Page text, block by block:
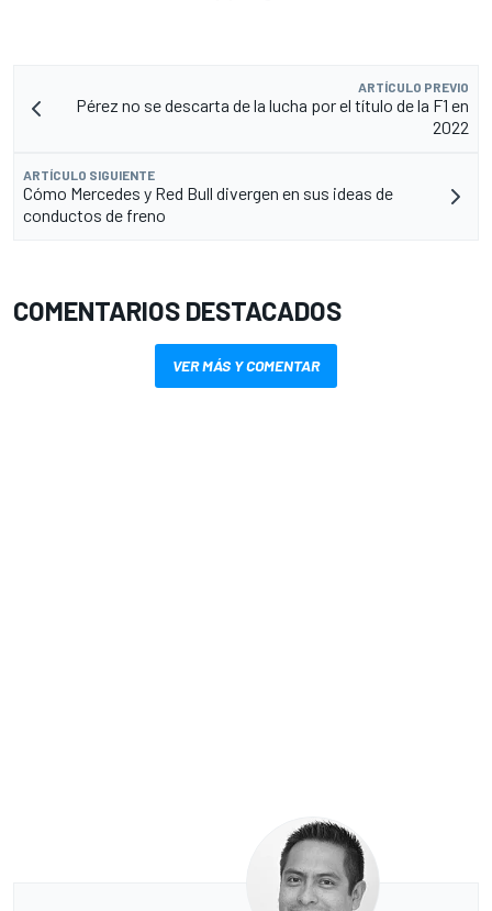
ARTÍCULO PREVIO
Pérez no se descarta de la lucha por el título de la F1 en
2022
ARTÍCULO SIGUIENTE
Cómo Mercedes y Red Bull divergen en sus ideas de
conductos de freno
COMENTARIOS DESTACADOS
VER MÁS Y COMENTAR